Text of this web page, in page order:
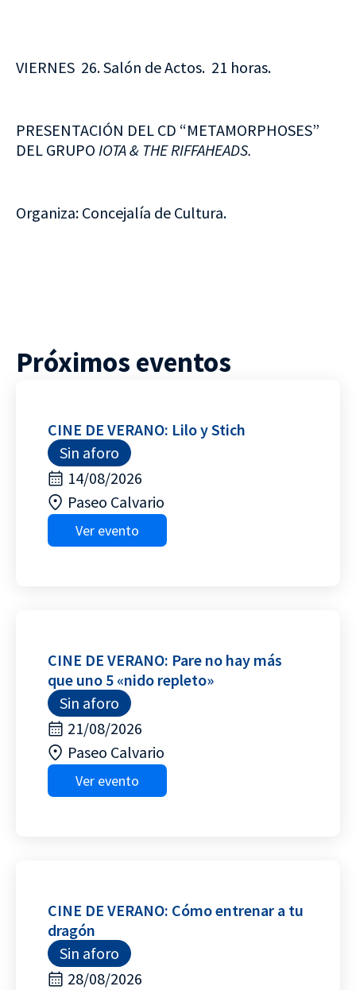
VIERNES 26. Salón de Actos. 21 horas.
PRESENTACIÓN DEL CD “METAMORPHOSES”
DEL GRUPO IOTA & THE RIFFAHEADS.
Organiza: Concejalía de Cultura.
Próximos eventos
CINE DE VERANO: Lilo y Stich
Sin aforo
14/08/2026
Paseo Calvario
Ver evento
CINE DE VERANO: Pare no hay más
que uno 5 «nido repleto»
Sin aforo
21/08/2026
Paseo Calvario
Ver evento
CINE DE VERANO: Cómo entrenar a tu
dragón
Sin aforo
28/08/2026